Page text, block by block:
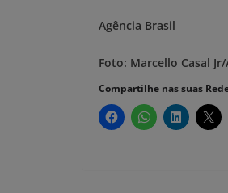
Agência Brasil
Foto: Marcello Casal
Compartilhe nas suas